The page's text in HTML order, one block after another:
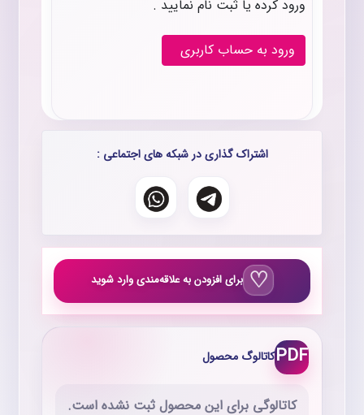
ورود کرده یا ثبت نام نمایید .
ورود به حساب کاربری
اشتراک گذاری در شبکه های اجتماعی :
برای افزودن به علاقه‌مندی وارد شوید
PDFکاتالوگ محصول
کاتالوگی برای این محصول ثبت نشده است.